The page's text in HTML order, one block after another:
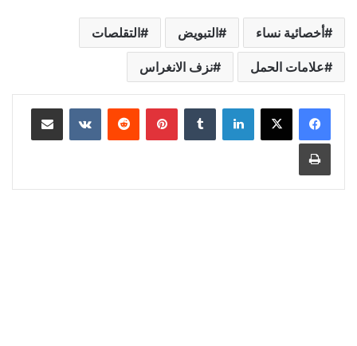
أخصائية نساء التبويض التقلصات
علامات الحمل نزف الانغراس
لينكدإن بينتيريست